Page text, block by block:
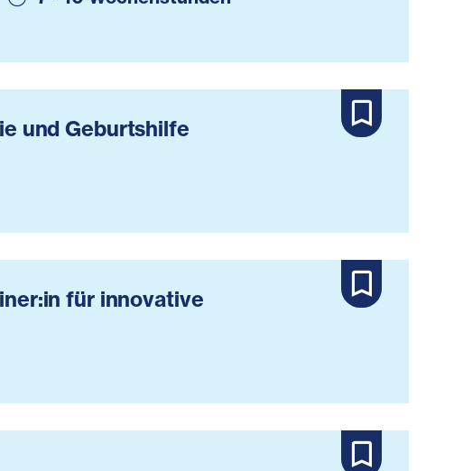
und Geburtshilfe
für innovative